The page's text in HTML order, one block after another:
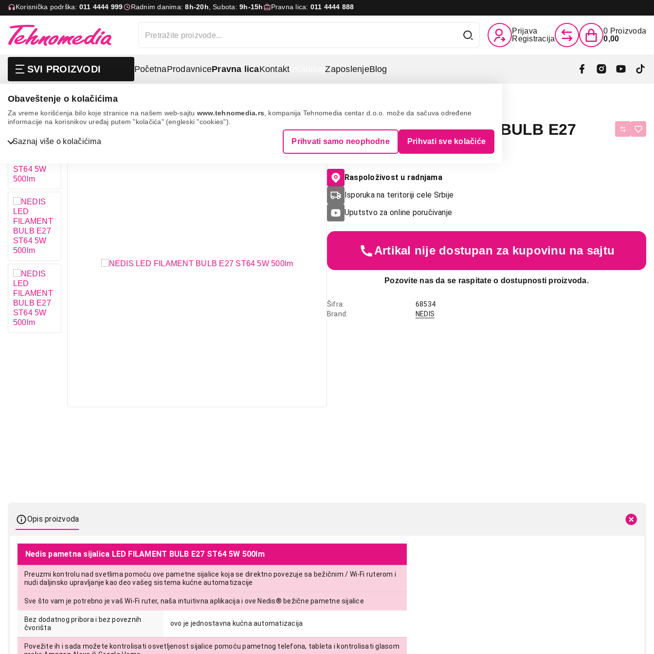
Obaveštenje o kolačićima
Za vreme korišćenja bilo koje stranice na našem web-sajtu www.tehnomedia.rs , kompanija Tehnomedia centar d.o.o. može da sačuva određene
informacije na korisnikov uređaj putem "kolačića" (engleski "cookies").
Saznaj više o kolačićima Prihvati samo neophodne Prihvati sve kolačiće
Korisnička podrška: 011 4444 999 Radnim danima:8h-20h , Subota:9h-15h Pravna lica: 011 4444 888
Prijava
Registracija
0 Proizvoda
0,00
SVI PROIZVODI PočetnaProdavnicePravna licaKontakt eKatalogZaposlenjeBlog
Bela tehnika
TV, audio, video i foto
IT & Gaming
Mobilni telefoni i tableti
Mali kuhinjski aparati
Grejanje i hlađenje
Nega tela, lepota i zdravlje
Sport i putovanje
Nedis led filament bulb e27 st64 5w 500lm
NEDIS LED FILAMENT BULB E27
ST64 5W 500lm
Raspoloživost u radnjama
Isporuka na teritoriji cele Srbije
Uputstvo za online poručivanje
Šifra
68534
Brand
NEDIS
Artikal nije dostupan za kupovinu na sajtu
Pozovite nas da se raspitate o dostupnosti proizvoda.
Opis proizvoda
Nedis pametna sijalica LED FILAMENT BULB E27 ST64 5W 500lm
Preuzmi kontrolu nad svetlima pomoću ove pametne sijalice koja se direktno povezuje sa bežičnim / Wi-Fi ruterom i
nudi daljinsko upravljanje kao deo vašeg sistema kućne automatizacije
Sve što vam je potrebno je vaš Wi-Fi ruter, naša intuitivna aplikacija i ove Nedis® bežične pametne sijalice
Bez dodatnog pribora i bez poveznih
čvorišta
ovo je jednostavna kućna automatizacija
Povežite ih i sada možete kontrolisati osvetljenost sijalice pomoću pametnog telefona, tableta i kontrolisati glasom